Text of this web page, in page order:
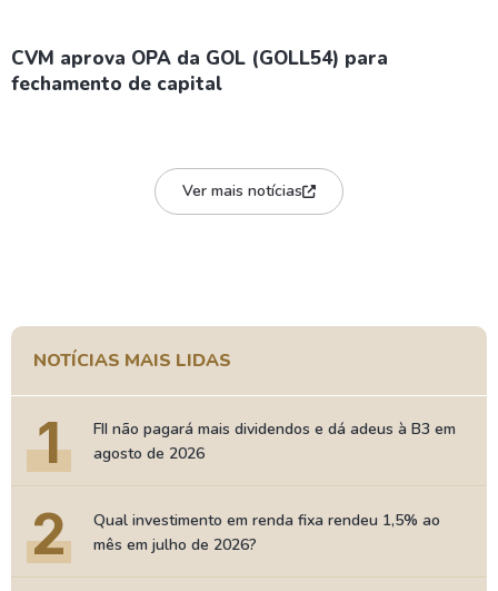
CVM aprova OPA da GOL (GOLL54) para
fechamento de capital
Ver mais notícias
NOTÍCIAS MAIS LIDAS
1
FII não pagará mais dividendos e dá adeus à B3 em
agosto de 2026
2
Qual investimento em renda fixa rendeu 1,5% ao
mês em julho de 2026?